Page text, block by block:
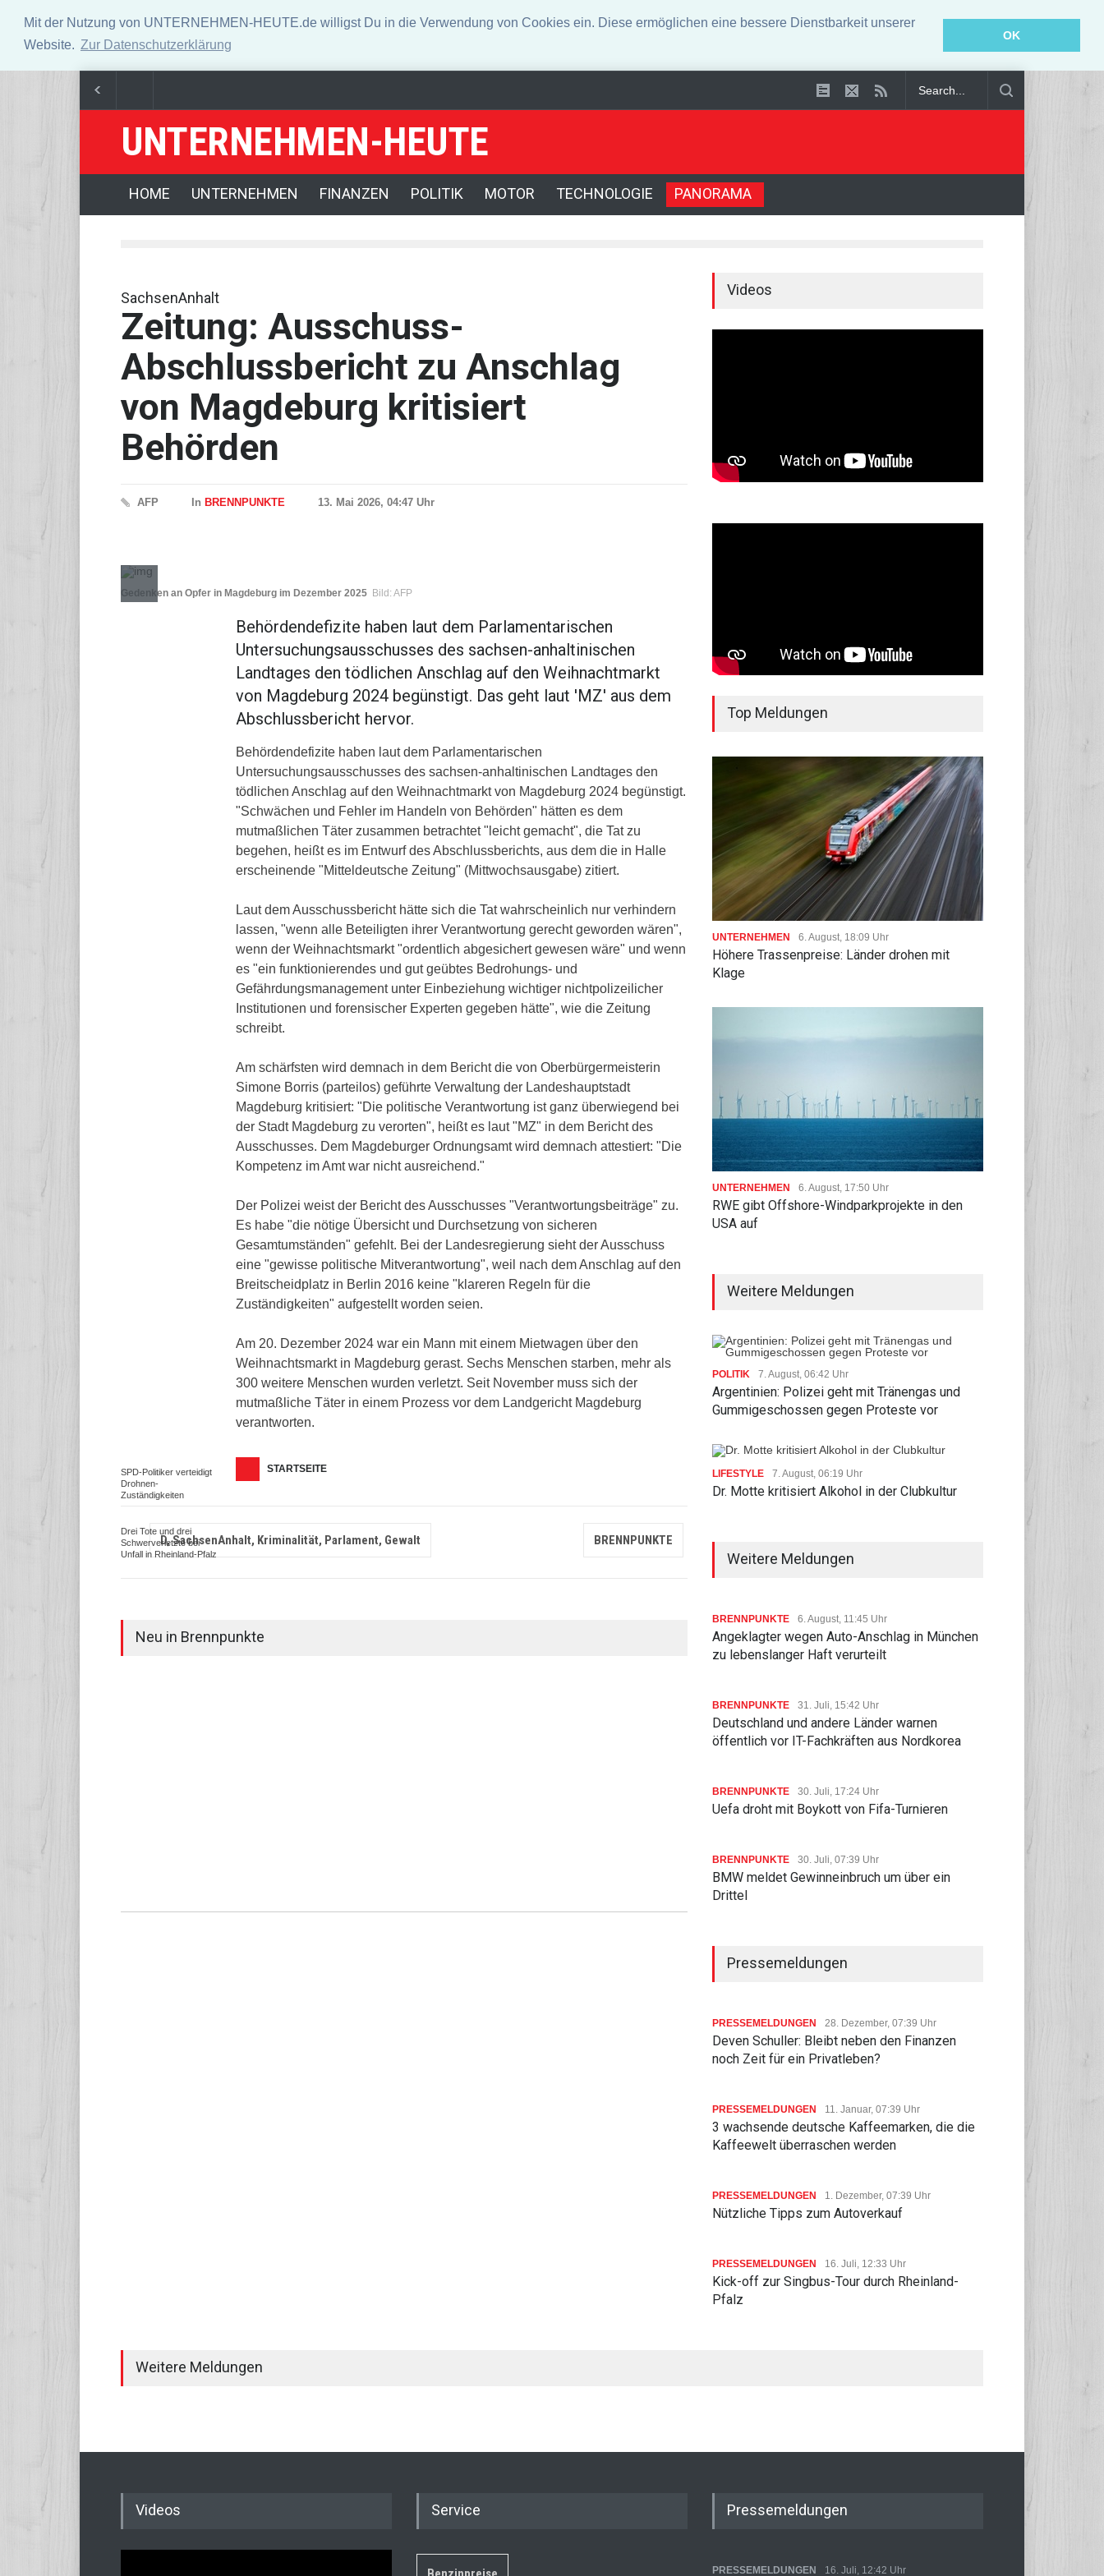
Mit der Nutzung von UNTERNEHMEN-HEUTE.de willigst Du in die Verwendung von Cookies ein. Diese ermöglichen eine bessere Dienstbarkeit unserer
Website. Zur Datenschutzerklärung
OK
US-Börsen lassen nach - Ölpreis steigt kräftig Angeklagter wegen Auto-Anschlag in München zu lebenslanger Haft verurteilt
UNTERNEHMEN-HEUTE
HOME UNTERNEHMEN FINANZEN POLITIK MOTOR TECHNOLOGIE PANORAMA
SachsenAnhalt
Zeitung: Ausschuss-
Abschlussbericht zu Anschlag
von Magdeburg kritisiert
Behörden
AFP In BRENNPUNKTE 13. Mai 2026, 04:47 Uhr
Gedenken an Opfer in Magdeburg im Dezember 2025 Bild: AFP
Behördendefizite haben laut dem Parlamentarischen
Untersuchungsausschusses des sachsen-anhaltinischen
Landtages den tödlichen Anschlag auf den Weihnachtmarkt
von Magdeburg 2024 begünstigt. Das geht laut 'MZ' aus dem
Abschlussbericht hervor.
Behördendefizite haben laut dem Parlamentarischen
Untersuchungsausschusses des sachsen-anhaltinischen Landtages den
tödlichen Anschlag auf den Weihnachtmarkt von Magdeburg 2024 begünstigt.
"Schwächen und Fehler im Handeln von Behörden" hätten es dem
mutmaßlichen Täter zusammen betrachtet "leicht gemacht", die Tat zu
begehen, heißt es im Entwurf des Abschlussberichts, aus dem die in Halle
erscheinende "Mitteldeutsche Zeitung" (Mittwochsausgabe) zitiert.
Laut dem Ausschussbericht hätte sich die Tat wahrscheinlich nur verhindern
lassen, "wenn alle Beteiligten ihrer Verantwortung gerecht geworden wären",
wenn der Weihnachtsmarkt "ordentlich abgesichert gewesen wäre" und wenn
es "ein funktionierendes und gut geübtes Bedrohungs- und
Gefährdungsmanagement unter Einbeziehung wichtiger nichtpolizeilicher
Institutionen und forensischer Experten gegeben hätte", wie die Zeitung
schreibt.
Am schärfsten wird demnach in dem Bericht die von Oberbürgermeisterin
Simone Borris (parteilos) geführte Verwaltung der Landeshauptstadt
Magdeburg kritisiert: "Die politische Verantwortung ist ganz überwiegend bei
der Stadt Magdeburg zu verorten", heißt es laut "MZ" in dem Bericht des
Ausschusses. Dem Magdeburger Ordnungsamt wird demnach attestiert: "Die
Kompetenz im Amt war nicht ausreichend."
Der Polizei weist der Bericht des Ausschusses "Verantwortungsbeiträge" zu.
Es habe "die nötige Übersicht und Durchsetzung von sicheren
Gesamtumständen" gefehlt. Bei der Landesregierung sieht der Ausschuss
eine "gewisse politische Mitverantwortung", weil nach dem Anschlag auf den
Breitscheidplatz in Berlin 2016 keine "klareren Regeln für die
Zuständigkeiten" aufgestellt worden seien.
Am 20. Dezember 2024 war ein Mann mit einem Mietwagen über den
Weihnachtsmarkt in Magdeburg gerast. Sechs Menschen starben, mehr als
300 weitere Menschen wurden verletzt. Seit November muss sich der
mutmaßliche Täter in einem Prozess vor dem Landgericht Magdeburg
verantworten.
STARTSEITE
SPD-Politiker verteidigt
Drohnen-
Zuständigkeiten
Drei Tote und drei
Schwerverletzte bei
Unfall in Rheinland-Pfalz
D, SachsenAnhalt, Kriminalität, Parlament, Gewalt BRENNPUNKTE
Neu in Brennpunkte
Videos
Top Meldungen
UNTERNEHMEN 6. August, 18:09 Uhr
Höhere Trassenpreise: Länder drohen mit
Klage
UNTERNEHMEN 6. August, 17:50 Uhr
RWE gibt Offshore-Windparkprojekte in den
USA auf
Weitere Meldungen
POLITIK 7. August, 06:42 Uhr
Argentinien: Polizei geht mit Tränengas und
Gummigeschossen gegen Proteste vor
LIFESTYLE 7. August, 06:19 Uhr
Dr. Motte kritisiert Alkohol in der Clubkultur
Weitere Meldungen
BRENNPUNKTE 6. August, 11:45 Uhr
Angeklagter wegen Auto-Anschlag in München
zu lebenslanger Haft verurteilt
BRENNPUNKTE 31. Juli, 15:42 Uhr
Deutschland und andere Länder warnen
öffentlich vor IT-Fachkräften aus Nordkorea
BRENNPUNKTE 30. Juli, 17:24 Uhr
Uefa droht mit Boykott von Fifa-Turnieren
BRENNPUNKTE 30. Juli, 07:39 Uhr
BMW meldet Gewinneinbruch um über ein
Drittel
Pressemeldungen
PRESSEMELDUNGEN 28. Dezember, 07:39 Uhr
Deven Schuller: Bleibt neben den Finanzen
noch Zeit für ein Privatleben?
PRESSEMELDUNGEN 11. Januar, 07:39 Uhr
3 wachsende deutsche Kaffeemarken, die die
Kaffeewelt überraschen werden
PRESSEMELDUNGEN 1. Dezember, 07:39 Uhr
Nützliche Tipps zum Autoverkauf
PRESSEMELDUNGEN 16. Juli, 12:33 Uhr
Kick-off zur Singbus-Tour durch Rheinland-
Pfalz
Weitere Meldungen
Videos Service Pressemeldungen
PRESSEMELDUNGEN 16. Juli, 12:42 Uhr